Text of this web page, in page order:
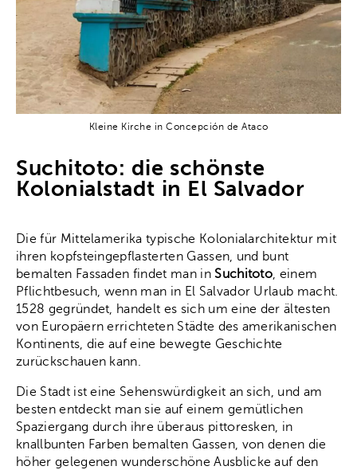
Kleine Kirche in Concepción de Ataco
Suchitoto: die schönste
Kolonialstadt in El Salvador
Die für Mittelamerika typische Kolonialarchitektur mit
ihren kopfsteingepflasterten Gassen, und bunt
bemalten Fassaden findet man inSuchitoto, einem
Pflichtbesuch, wenn man in El Salvador Urlaub macht.
1528 gegründet, handelt es sich um eine der ältesten
von Europäern errichteten Städte des amerikanischen
Kontinents, die auf eine bewegte Geschichte
zurückschauen kann.
Die Stadt ist eine Sehenswürdigkeit an sich, und am
besten entdeckt man sie auf einem gemütlichen
Spaziergang durch ihre überaus pittoresken, in
knallbunten Farben bemalten Gassen, von denen die
höher gelegenen wunderschöne Ausblicke auf den